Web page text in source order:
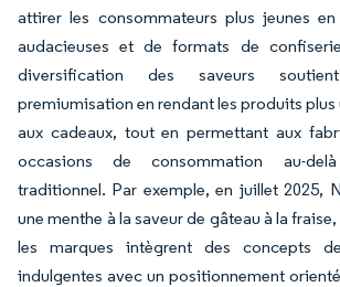
attirer les consommateurs plus jeunes
audacieuses et de formats de
diversification des saveurs
premiumisation en rendant les produits plus
aux cadeaux, tout en permettant aux
occasions de consommation au-
traditionnel. Par exemple, en juillet 2025,
une menthe à la saveur de gâteau à la
les marques intègrent des concepts
indulgentes avec un positionnement